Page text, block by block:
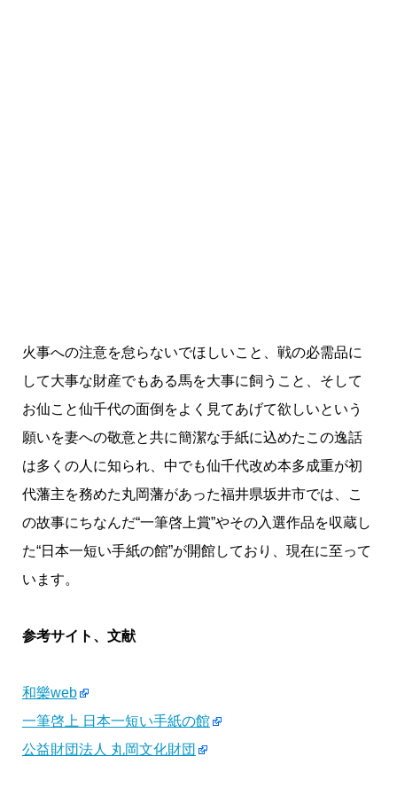
火事への注意を怠らないでほしいこと、戦の必需品に
して大事な財産でもある馬を大事に飼うこと、そして
お仙こと仙千代の面倒をよく見てあげて欲しいという
願いを妻への敬意と共に簡潔な手紙に込めたこの逸話
は多くの人に知られ、中でも仙千代改め本多成重が初
代藩主を務めた丸岡藩があった福井県坂井市では、こ
の故事にちなんだ“一筆啓上賞”やその入選作品を収蔵し
た“日本一短い手紙の館”が開館しており、現在に至って
います。
参考サイト、文献
和樂web
一筆啓上 日本一短い手紙の館
公益財団法人 丸岡文化財団